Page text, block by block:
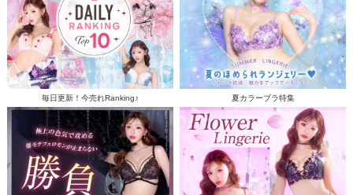
毎日更新！今売れRanking♪ 夏カラーブラ特集